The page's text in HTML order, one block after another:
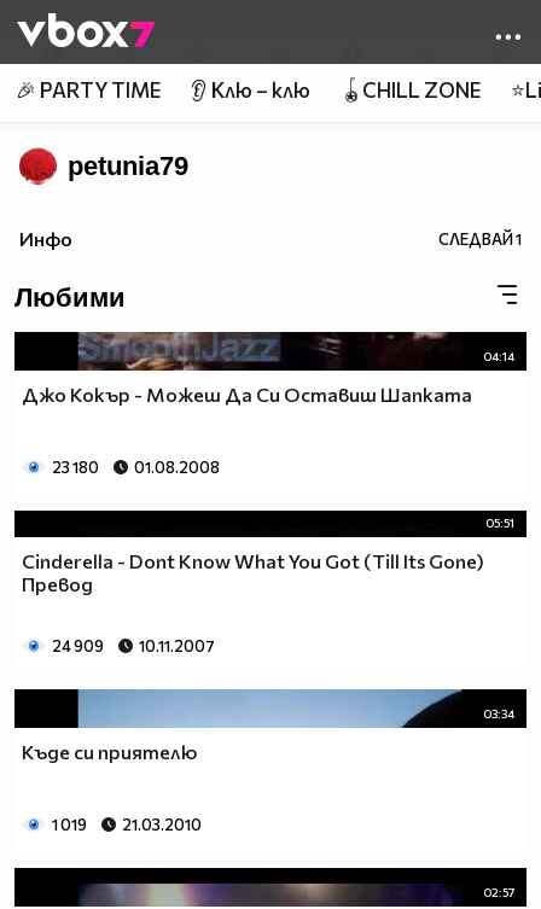
👾
🎉 PARTY TIME 👂 Клю – клю 🪀CHILL ZONE
petunia79
Инфо СЛЕДВАЙ1
Любими
04:14
Джо Кокър - Можеш Да Си Оставиш Шапката
23 180 01.08.2008
05:51
Cinderella - Dont Know What You Got (Till Its Gone)
Превод
24 909 10.11.2007
03:34
Къде си приятелю
1 019 21.03.2010
02:57